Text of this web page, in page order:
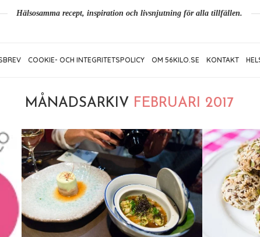
Hälsosamma recept, inspiration och livsnjutning för alla tillfällen.
COOKIE- OCH INTEGRITETSPOLICY OM 56KILO.SE KONTAKT
MÅNADSARKIV FEBRUARI 2017